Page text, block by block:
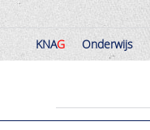
KNAG Onderwijs